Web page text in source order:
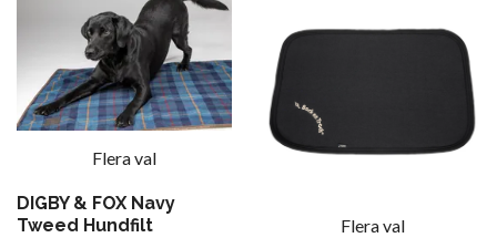
Flera val
DIGBY & FOX Navy
Tweed Hundfilt
Flera val